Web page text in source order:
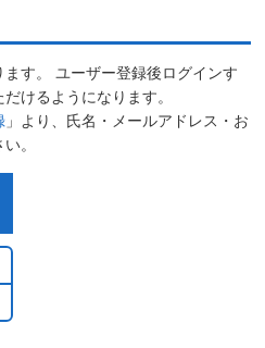
す。 ユーザー登録後ログインす
けるようになります。
」より、氏名・メールアドレス・お
。